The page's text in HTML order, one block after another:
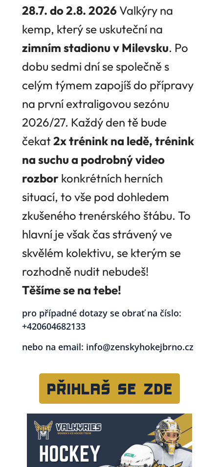
28.7. do 2.8. 2026 Valkýry na
kemp, který se uskuteční na
zimním stadionu v Milevsku. Po
dobu sedmi dní se společně s
celým týmem zapojíš do přípravy
na první extraligovou sezónu
2026/27. Každý den tě bude
čekat2x trénink na ledě, trénink
na suchu a podrobný video
rozbor konkrétních herních
situací, to vše pod dohledem
zkušeného trenérského štábu. To
hlavní je však čas strávený ve
skvělém kolektivu, se kterým se
rozhodně nudit nebudeš!
Těšíme se na tebe!
pro případné dotazy se obrať na číslo:
+420604682133
nebo na email: info@zenskyhokejbrno.cz
PŘIHLAŠ SE ZDE